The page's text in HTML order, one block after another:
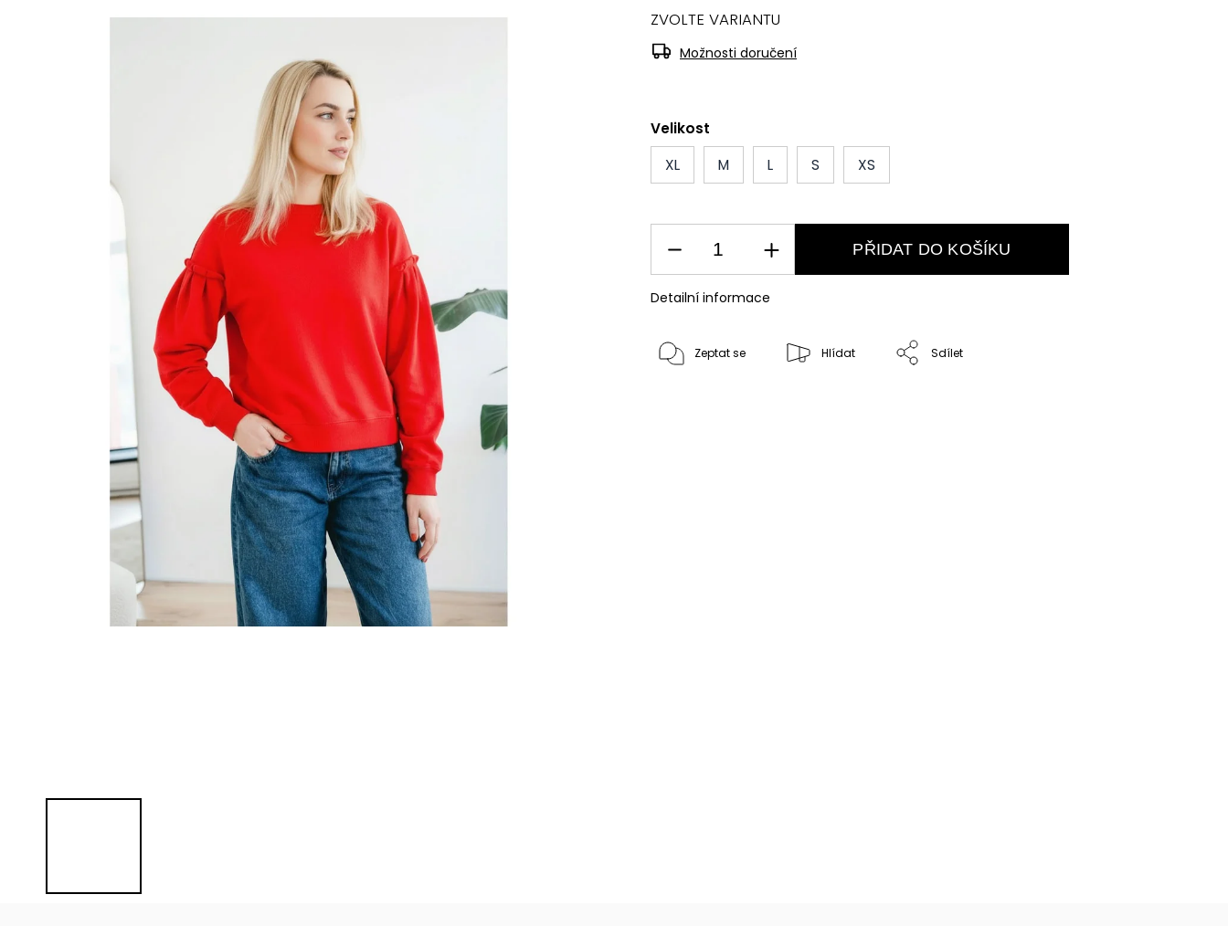
Velikost
XL
M L S XS
ZVOLTE VARIANTU
Možnosti doručení
PŘIDAT DO KOŠÍKU
Detailní informace
Zeptat se Hlídat Sdílet